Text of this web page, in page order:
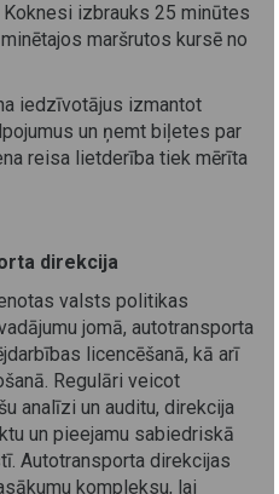
izbrauks 25 minūtes
maršrutos kursē no
iedzīvotājus izmantot
un ņemt biļetes par
reisa lietderība tiek mērīta
direkcija
valsts politikas
jomā, autotransporta
licencēšanā, kā arī
Regulāri veicot
analīzi un auditu, direkcija
un pieejamu sabiedriskā
Autotransporta direkcijas
kompleksu, lai